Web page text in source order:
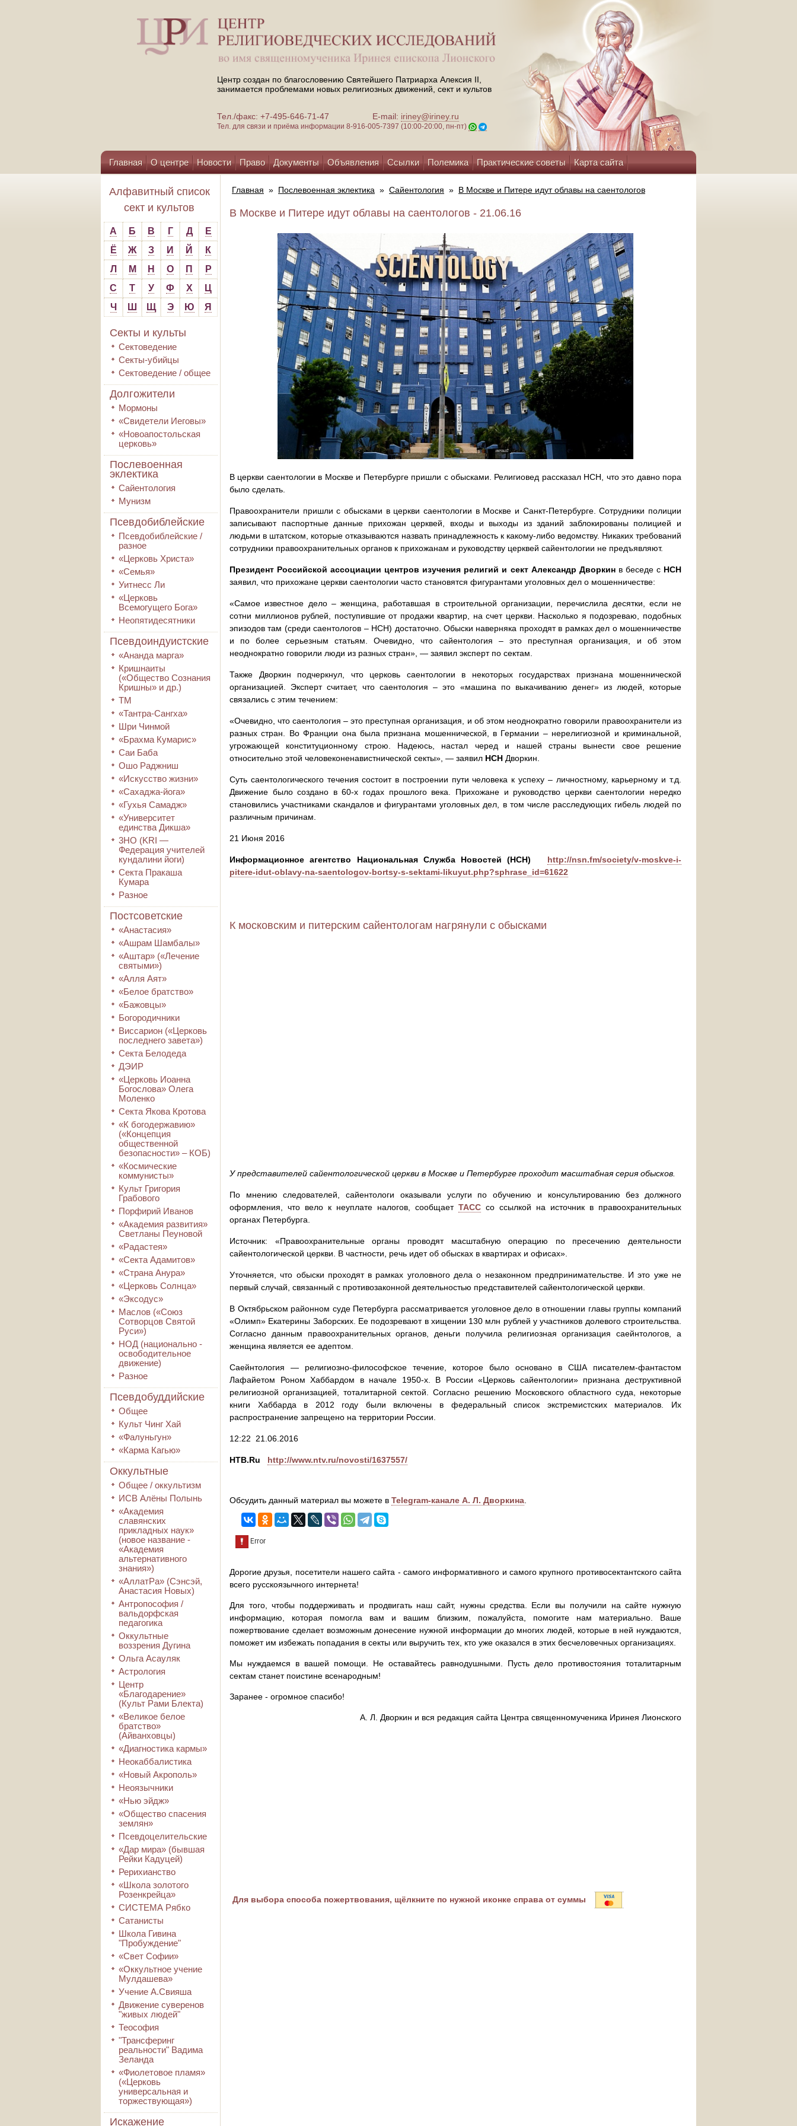
Центр создан по благословению Святейшего Патриарха Алексия II,
занимается проблемами новых религиозных движений, сект и культов
Тел./факс: +7-495-646-71-47 E-mail: iriney@iriney.ru
Тел. для связи и приёма информации 8-916-005-7397 (10:00-20:00, пн-пт)
Главная О центре Новости Право Документы Объявления Ссылки Полемика Практические советы Карта сайта
Помощь центру
Алфавитный список
сект и культов
А Б В Г Д
Е
Ё
Ж З И Й
К
Л
М Н О П
Р
С
Т У Ф Х
Ц
Ч
Ш Щ Э Ю Я
Секты и культы
Сектоведение
Секты-убийцы
Сектоведение / общее
Долгожители
Мормоны
«Свидетели Иеговы»
«Новоапостольская
церковь»
Послевоенная
эклектика
Сайентология
Мунизм
Псевдобиблейские
Псевдобиблейские /
разное
«Церковь Христа»
«Семья»
Уитнесс Ли
«Церковь
Всемогущего Бога»
Неопятидесятники
Псевдоиндуистские
«Ананда марга»
Кришнаиты
(«Общество Сознания
Кришны» и др.)
ТМ
«Тантра-Сангха»
Шри Чинмой
«Брахма Кумарис»
Саи Баба
Ошо Раджниш
«Искусство жизни»
«Сахаджа-йога»
«Гухья Самадж»
«Университет
единства Дикша»
3HO (KRI ―
Федерация учителей
кундалини йоги)
Секта Пракаша
Кумара
Разное
Постсоветские
«Анастасия»
«Ашрам Шамбалы»
«Аштар» («Лечение
святыми»)
«Алля Аят»
«Белое братство»
«Бажовцы»
Богородичники
Виссарион («Церковь
последнего завета»)
Секта Белодеда
ДЭИР
«Церковь Иоанна
Богослова» Олега
Моленко
Секта Якова Кротова
«К богодержавию»
(«Концепция
общественной
безопасности» – КОБ)
«Космические
коммунисты»
Культ Григория
Грабового
Порфирий Иванов
«Академия развития»
Светланы Пеуновой
«Радастея»
«Секта Адамитов»
«Страна Анура»
«Церковь Солнца»
«Эксодус»
Маслов («Союз
Сотворцов Святой
Руси»)
НОД (национально -
освободительное
движение)
Разное
Псевдобуддийские
Общее
Культ Чинг Хай
«Фалуньгун»
«Карма Кагью»
Оккультные
Общее / оккультизм
ИСВ Алёны Полынь
«Академия
славянских
прикладных наук»
(новое название -
«Академия
альтернативного
знания»)
«АллатРа» (Сэнсэй,
Анастасия Новых)
Антропософия /
вальдорфская
педагогика
Оккультные
воззрения Дугина
Ольга Асауляк
Астрология
Центр
«Благодарение»
(Культ Рами Блекта)
«Великое белое
братство»
(Айванховцы)
«Диагностика кармы»
Неокаббалистика
«Новый Акрополь»
Неоязычники
«Нью эйдж»
«Общество спасения
землян»
Псевдоцелительские
«Дар мира» (бывшая
Рейки Кадуцей)
Рерихианство
«Школа золотого
Розенкрейца»
СИСТЕМА Рябко
Сатанисты
Школа Гивина
"Пробуждение"
«Свет Софии»
«Оккультное учение
Мулдашева»
Учение А.Свияша
Движение суверенов
"живых людей"
Теософия
"Трансферинг
реальности" Вадима
Зеланда
«Фиолетовое пламя»
(«Церковь
универсальная и
торжествующая»)
Искажение
Главная » Послевоенная эклектика » Сайентология » В Москве и Питере идут облавы на саентологов
В Москве и Питере идут облавы на саентологов - 21.06.16
В церкви саентологии в Москве и Петербурге пришли с обысками. Религиовед рассказал НСН, что это давно пора
было сделать.
Правоохранители пришли с обысками в церкви саентологии в Москве и Санкт-Петербурге. Сотрудники полиции
записывают паспортные данные прихожан церквей, входы и выходы из зданий заблокированы полицией и
людьми в штатском, которые отказываются назвать принадлежность к какому-либо ведомству. Никаких требований
сотрудники правоохранительных органов к прихожанам и руководству церквей сайентологии не предъявляют.
Президент Российской ассоциации центров изучения религий и сект Александр Дворкинв беседе с НСН
заявил, что прихожане церкви саентологии часто становятся фигурантами уголовных дел о мошенничестве:
«Самое известное дело – женщина, работавшая в строительной организации, перечислила десятки, если не
сотни миллионов рублей, поступившие от продажи квартир, на счет церкви. Насколько я подозреваю, подобных
эпизодов там (среди саентологов – НСН) достаточно. Обыски наверняка проходят в рамках дел о мошенничестве
и по более серьезным статьям. Очевидно, что сайентология – это преступная организация, и об этом
неоднократно говорили люди из разных стран», — заявил эксперт по сектам.
Также Дворкин подчеркнул, что церковь саентологии в некоторых государствах признана мошеннической
организацией. Эксперт считает, что саентология – это «машина по выкачиванию денег» из людей, которые
связались с этим течением:
«Очевидно, что саентология – это преступная организация, и об этом неоднократно говорили правоохранители из
разных стран. Во Франции она была признана мошеннической, в Германии – нерелигиозной и криминальной,
угрожающей конституционному строю. Надеюсь, настал черед и нашей страны вынести свое решение
относительно этой человеконенавистнической секты», — заявил НСН Дворкин.
Суть саентологического течения состоит в построении пути человека к успеху – личностному, карьерному и т.д.
Движение было создано в 60-х годах прошлого века. Прихожане и руководство церкви саентологии нередко
становились участниками скандалов и фигурантами уголовных дел, в том числе расследующих гибель людей по
различным причинам.
21 Июня 2016
Информационное агентство Национальная Служба Новостей (НСН)
http://nsn.fm/society/v-moskve-i-
pitere-idut-oblavy-na-saentologov-bortsy-s-sektami-likuyut.php?sphrase_id=61622
К московским и питерским сайентологам нагрянули с обысками
У представителей сайентологической церкви в Москве и Петербурге проходит масштабная серия обысков.
По мнению следователей, сайентологи оказывали услуги по обучению и консультированию без должного
оформления, что вело к неуплате налогов, сообщает ТАСС со ссылкой на источник в правоохранительных
органах Петербурга.
Источник: «Правоохранительные органы проводят масштабную операцию по пресечению деятельности
сайентологической церкви. В частности, речь идет об обысках в квартирах и офисах».
Уточняется, что обыски проходят в рамках уголовного дела о незаконном предпринимательстве. И это уже не
первый случай, связанный с противозаконной деятельностью представителей сайентологической церкви.
В Октябрьском районном суде Петербурга рассматривается уголовное дело в отношении главы группы компаний
«Олимп» Екатерины Заборских. Ее подозревают в хищении 130 млн рублей у участников долевого строительства.
Согласно данным правоохранительных органов, деньги получила религиозная организация саейнтологов, а
женщина является ее адептом.
Саейнтология — религиозно-философское течение, которое было основано в США писателем-фантастом
Лафайетом Роном Хаббардом в начале 1950-х. В России «Церковь сайентологии» признана деструктивной
религиозной организацией, тоталитарной сектой. Согласно решению Московского областного суда, некоторые
книги Хаббарда в 2012 году были включены в федеральный список экстремистских материалов. Их
распространение запрещено на территории России.
12:22 21.06.2016
НТВ.Ru http://www.ntv.ru/novosti/1637557/
Обсудить данный материал вы можете в Telegram-канале А. Л. Дворкина
Дорогие друзья, посетители нашего сайта - самого информативного и самого крупного противосектантского сайта
всего русскоязычного интернета!
Для того, чтобы поддерживать и продвигать наш сайт, нужны средства. Если вы получили на сайте нужную
информацию, которая помогла вам и вашим близким, пожалуйста, помогите нам материально. Ваше
пожертвование сделает возможным донесение нужной информации до многих людей, которые в ней нуждаются,
поможет им избежать попадания в секты или выручить тех, кто уже оказался в этих бесчеловечных организациях.
Мы нуждаемся в вашей помощи. Не оставайтесь равнодушными. Пусть дело противостояния тоталитарным
сектам станет поистине всенародным!
Заранее - огромное спасибо!
А. Л. Дворкин и вся редакция сайта Центра священномученика Иринея Лионского
Для выбора способа пожертвования, щёлкните по нужной иконке справа от суммы